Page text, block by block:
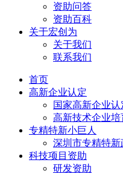
资助问答
资助百科
关于宏创为
关于我们
联系我们
首页
高新企业认定
国家高新企业认
高新技术企业培
专精特新小巨人
深圳市专精特新
科技项目资助
研发资助